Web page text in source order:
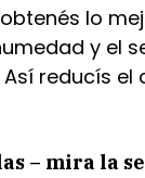
lo
y el
reducís
– mira la